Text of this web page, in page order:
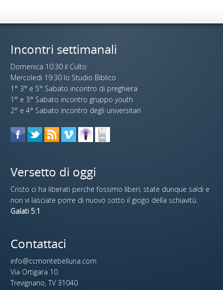
Incontri settimanali
Domenica 10:30 il Culto
Mercoledi 19:30 lo Studio Biblico
1° 3° e 5° Sabato incontro di preghiera
1° e 3° Sabato incontro gruppo youth
2° e 4° Sabato incontro degli universitari
Versetto di oggi
Cristo ci ha liberati perché fossimo liberi; state dunque saldi e
non vi lasciate porre di nuovo sotto il giogo della schiavitù.
Galati 5:1
Contattaci
info@ccmontebelluna.com
Via Ortigara 10
Trevignano, TV 31040